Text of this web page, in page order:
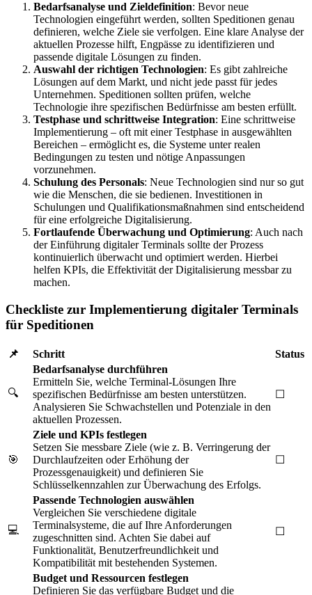
Bedarfsanalyse und Zieldefinition: Bevor neue
Technologien eingeführt werden, sollten Speditionen genau
definieren, welche Ziele sie verfolgen. Eine klare Analyse der
aktuellen Prozesse hilft, Engpässe zu identifizieren und
passende digitale Lösungen zu finden.
Auswahl der richtigen Technologien: Es gibt zahlreiche
Lösungen auf dem Markt, und nicht jede passt für jedes
Unternehmen. Speditionen sollten prüfen, welche
Technologie ihre spezifischen Bedürfnisse am besten erfüllt.
Testphase und schrittweise Integration: Eine schrittweise
Implementierung – oft mit einer Testphase in ausgewählten
Bereichen – ermöglicht es, die Systeme unter realen
Bedingungen zu testen und nötige Anpassungen
vorzunehmen.
Schulung des Personals: Neue Technologien sind nur so gut
wie die Menschen, die sie bedienen. Investitionen in
Schulungen und Qualifikationsmaßnahmen sind entscheidend
für eine erfolgreiche Digitalisierung.
Fortlaufende Überwachung und Optimierung: Auch nach
der Einführung digitaler Terminals sollte der Prozess
kontinuierlich überwacht und optimiert werden. Hierbei
helfen KPIs, die Effektivität der Digitalisierung messbar zu
machen.
Checkliste zur Implementierung digitaler Terminals
für Speditionen
📌 Schritt Status
🔍
Bedarfsanalyse durchführen
Ermitteln Sie, welche Terminal-Lösungen Ihre
spezifischen Bedürfnisse am besten unterstützen.
Analysieren Sie Schwachstellen und Potenziale in den
aktuellen Prozessen.
☐
🎯
Ziele und KPIs festlegen
Setzen Sie messbare Ziele (wie z. B. Verringerung der
Durchlaufzeiten oder Erhöhung der
Prozessgenauigkeit) und definieren Sie
Schlüsselkennzahlen zur Überwachung des Erfolgs.
☐
💻
Passende Technologien auswählen
Vergleichen Sie verschiedene digitale
Terminalsysteme, die auf Ihre Anforderungen
zugeschnitten sind. Achten Sie dabei auf
Funktionalität, Benutzerfreundlichkeit und
Kompatibilität mit bestehenden Systemen.
☐
Budget und Ressourcen festlegen
Definieren Sie das verfügbare Budget und die